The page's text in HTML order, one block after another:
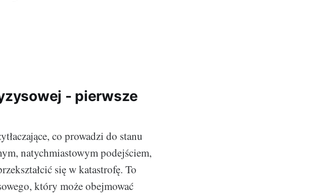
- pierwsze
co prowadzi do stanu
natychmiastowym podejściem,
się w katastrofę. To
który może obejmować